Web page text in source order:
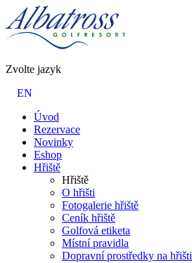
Zvolte jazyk
EN
Úvod
Rezervace
Novinky
Eshop
Hřiště
Hřiště
O hřišti
Fotogalerie hřiště
Ceník hřiště
Golfová etiketa
Místní pravidla
Dopravní prostředky na hřišti